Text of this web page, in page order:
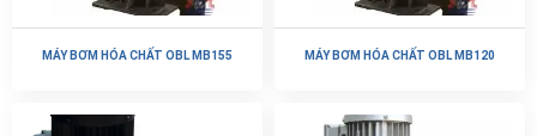
MÁY BƠM HÓA CHẤT OBL MB155 MÁY BƠM HÓA CHẤT OBL MB120